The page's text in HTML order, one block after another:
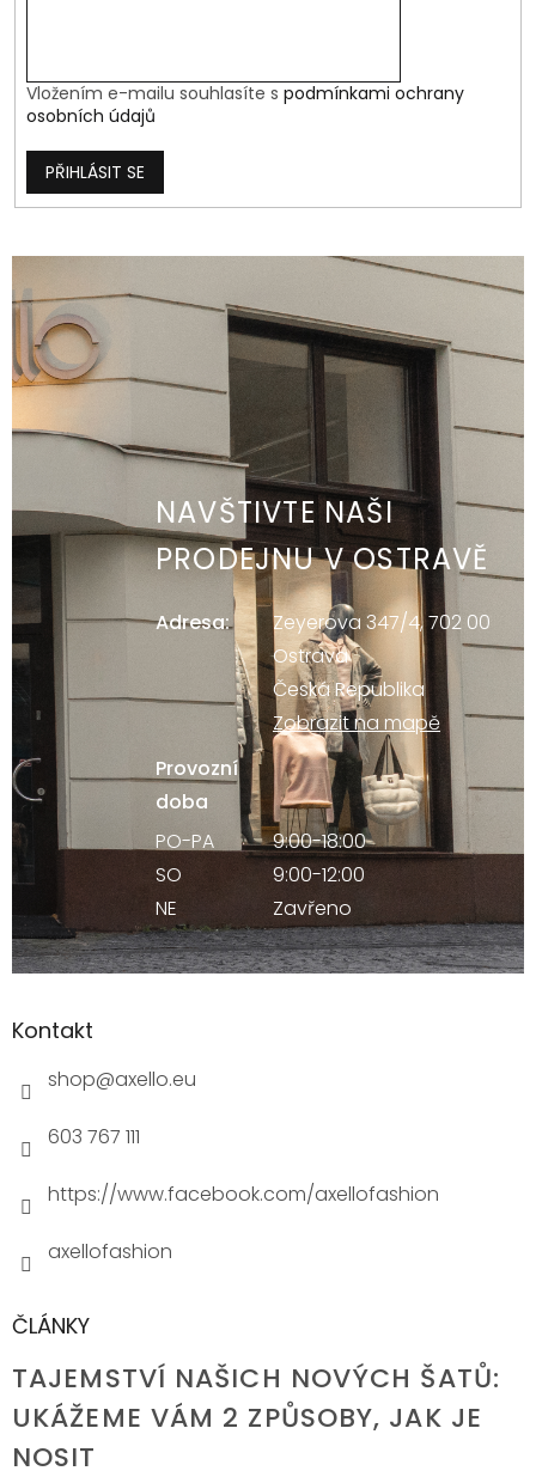
Vložením e-mailu souhlasíte s podmínkami ochrany
osobních údajů
PŘIHLÁSIT SE
NAVŠTIVTE NAŠI
PRODEJNU V OSTRAVĚ
Adresa:
Zeyerova 347/4, 702 00
Ostrava
Česká Republika
Zobrazit na mapě
Provozní
doba
PO-PA
9:00-18:00
SO
9:00-12:00
NE
Zavřeno
Kontakt
shop@axello.eu
603 767 111
https://www.facebook.com/axellofashion
axellofashion
ČLÁNKY
TAJEMSTVÍ NAŠICH NOVÝCH ŠATŮ:
UKÁŽEME VÁM 2 ZPŮSOBY, JAK JE
NOSIT